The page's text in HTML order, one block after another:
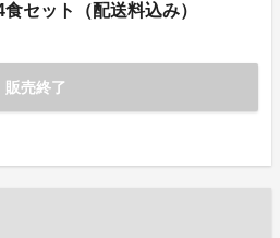
セット（配送料込み）
販売終了